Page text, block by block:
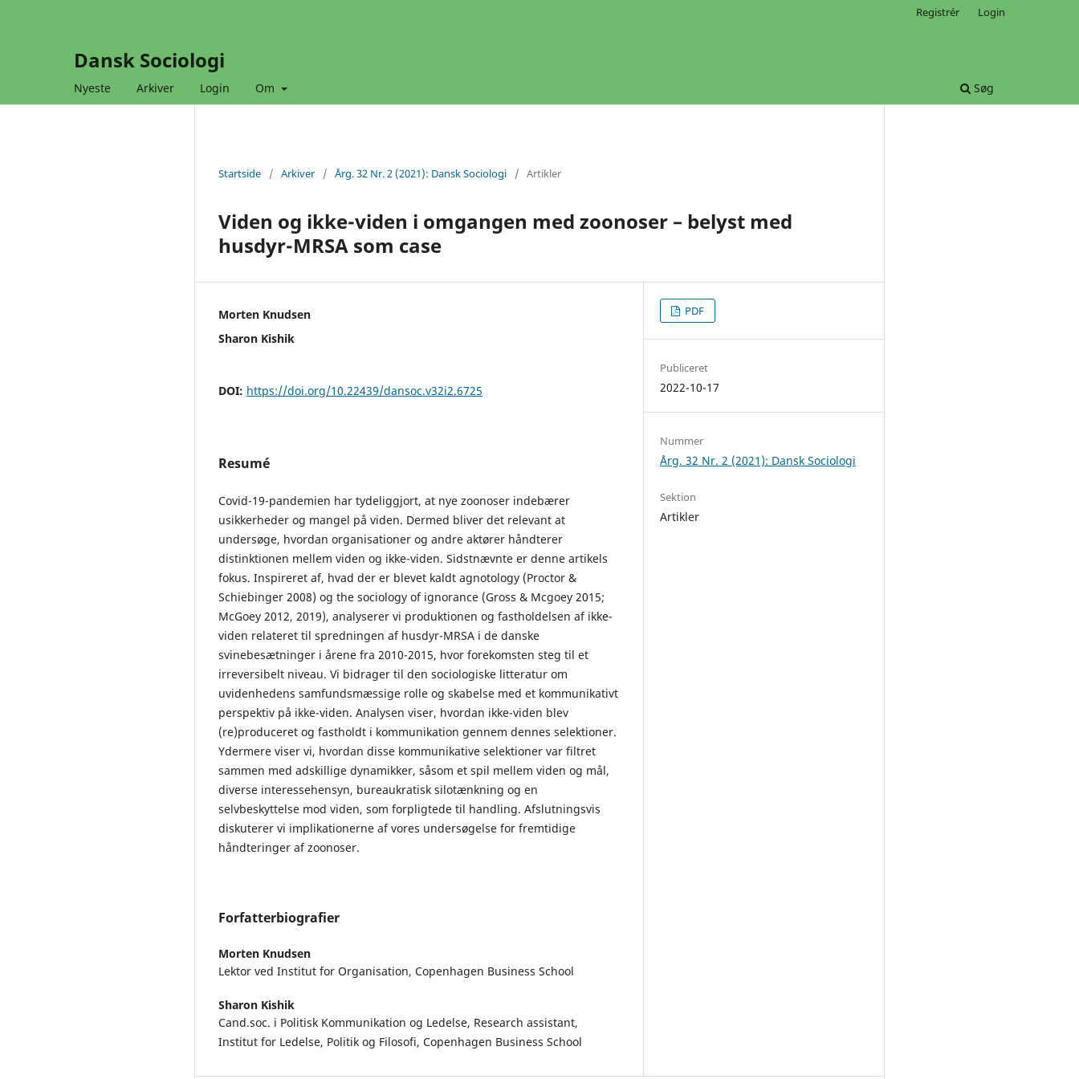
Dansk Sociologi
Nyeste Arkiver Login Om Søg
Registrér Login
Startside / Arkiver / Årg. 32 Nr. 2 (2021): Dansk Sociologi / Artikler
Viden og ikke-viden i omgangen med zoonoser – belyst med
husdyr-MRSA som case
Morten Knudsen
Sharon Kishik
DOI: https://doi.org/10.22439/dansoc.v32i2.6725
Resumé
Covid-19-pandemien har tydeliggjort, at nye zoonoser indebærer
usikkerheder og mangel på viden. Dermed bliver det relevant at
undersøge, hvordan organisationer og andre aktører håndterer
distinktionen mellem viden og ikke-viden. Sidstnævnte er denne artikels
fokus. Inspireret af, hvad der er blevet kaldt agnotology (Proctor &
Schiebinger 2008) og the sociology of ignorance (Gross & Mcgoey 2015;
McGoey 2012, 2019), analyserer vi produktionen og fastholdelsen af ikke-
viden relateret til spredningen af husdyr-MRSA i de danske
svinebesætninger i årene fra 2010-2015, hvor forekomsten steg til et
irreversibelt niveau. Vi bidrager til den sociologiske litteratur om
uvidenhedens samfundsmæssige rolle og skabelse med et kommunikativt
perspektiv på ikke-viden. Analysen viser, hvordan ikke-viden blev
(re)produceret og fastholdt i kommunikation gennem dennes selektioner.
Ydermere viser vi, hvordan disse kommunikative selektioner var filtret
sammen med adskillige dynamikker, såsom et spil mellem viden og mål,
diverse interessehensyn, bureaukratisk silotænkning og en
selvbeskyttelse mod viden, som forpligtede til handling. Afslutningsvis
diskuterer vi implikationerne af vores undersøgelse for fremtidige
håndteringer af zoonoser.
Forfatterbiografier
Morten Knudsen
Lektor ved Institut for Organisation, Copenhagen Business School
Sharon Kishik
Cand.soc. i Politisk Kommunikation og Ledelse, Research assistant,
Institut for Ledelse, Politik og Filosofi, Copenhagen Business School
PDF
Publiceret
2022-10-17
Nummer
Årg. 32 Nr. 2 (2021): Dansk Sociologi
Sektion
Artikler